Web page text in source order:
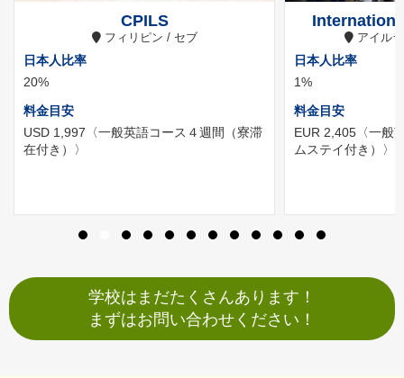
CPILS
フィリピン / セブ
日本人比率
20%
料金目安
USD 1,997 〈一般英語コース４週間（寮滞
在付き）〉
アイル
日本人比率
1%
料金目安
EUR 2,405 〈一般
ムステイ付き）〉
学校はまだたくさんあります！
まずはお問い合わせください！